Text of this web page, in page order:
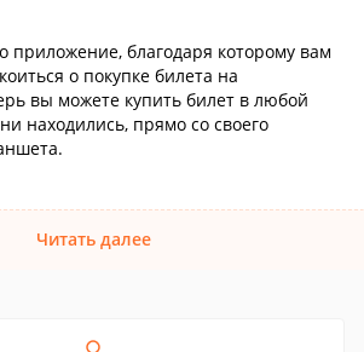
приложение, благодаря которому вам
о покупке билета на
вы можете купить билет в любой
находились, прямо со своего
Читать далее